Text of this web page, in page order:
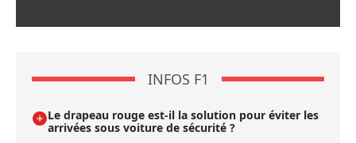
INFOS F1
Le drapeau rouge est-il la solution pour éviter les
arrivées sous voiture de sécurité ?